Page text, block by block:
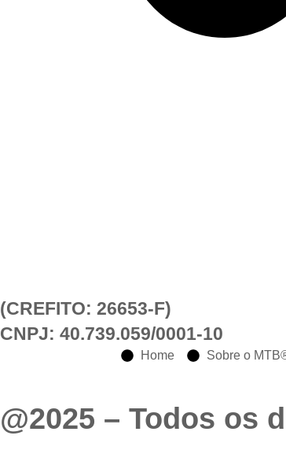
(CREFITO: 26653-F)
CNPJ: 40.739.059/0001-10
Home Sobre o
@2025 – Todos os